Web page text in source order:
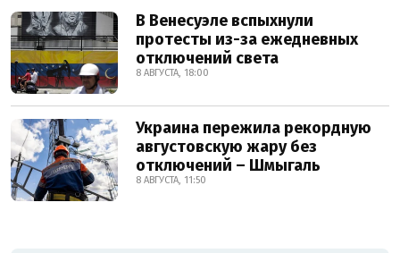
В Венесуэле вспыхнули
протесты из-за ежедневных
отключений света
8 АВГУСТА, 18:00
Украина пережила рекордную
августовскую жару без
отключений – Шмыгаль
8 АВГУСТА, 11:50